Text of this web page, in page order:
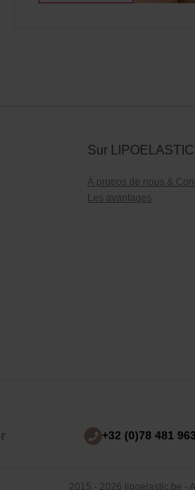
Sur LIPOELASTIC
À propos de nous &
Les avantages
+32 (0)78 481 963
2015 - 2026 lipoelastic.be -